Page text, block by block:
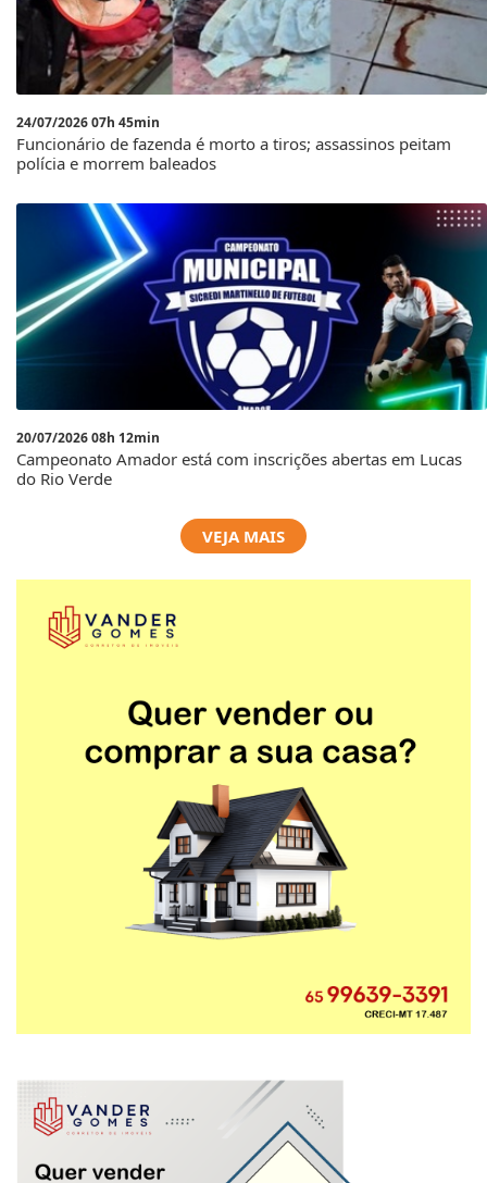
24/07/2026 07h 45min
Funcionário de fazenda é morto a tiros; assassinos peitam
polícia e morrem baleados
20/07/2026 08h 12min
Campeonato Amador está com inscrições abertas em Lucas
do Rio Verde
VEJA MAIS